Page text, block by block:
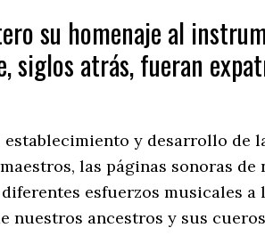
su homenaje al
siglos atrás, fueran
y desarrollo de
las páginas sonoras de
esfuerzos musicales a
nuestros ancestros y sus